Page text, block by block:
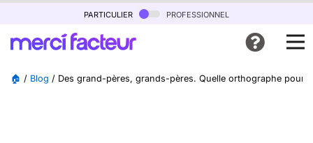
particulier professionnel
🏠 / Blog / Des grand-pères, grands-pères. Quelle orthographe pour